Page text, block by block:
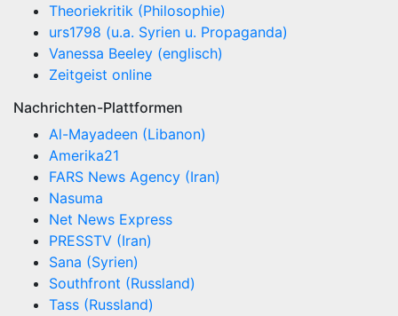
Theoriekritik (Philosophie)
urs1798 (u.a. Syrien u. Propaganda)
Vanessa Beeley (englisch)
Zeitgeist online
Nachrichten-Plattformen
Al-Mayadeen (Libanon)
Amerika21
FARS News Agency (Iran)
Nasuma
Net News Express
PRESSTV (Iran)
Sana (Syrien)
Southfront (Russland)
Tass (Russland)